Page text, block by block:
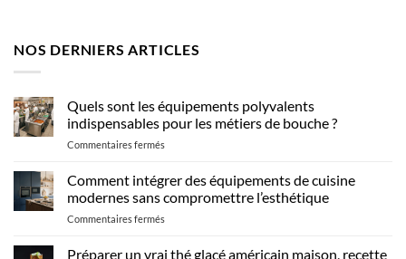
NOS DERNIERS ARTICLES
Quels sont les équipements polyvalents
indispensables pour les métiers de bouche ?
Commentaires ferméssur
les
équipements
polyvalents
pour
Comment intégrer des équipements de cuisine
modernes sans compromettre l’esthétique
Commentaires ferméssur
intégrer
Préparer un vrai thé glacé américain maison, recette